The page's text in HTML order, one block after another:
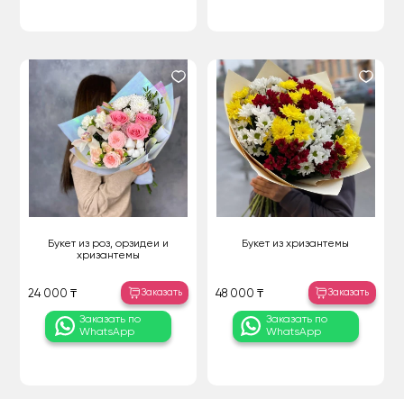
Букет из роз, орзидеи и
хризантемы
24 000 ₸ Заказать
Заказать по
WhatsApp
Букет из хризантемы
48 000 ₸ Заказать
Заказать по
WhatsApp